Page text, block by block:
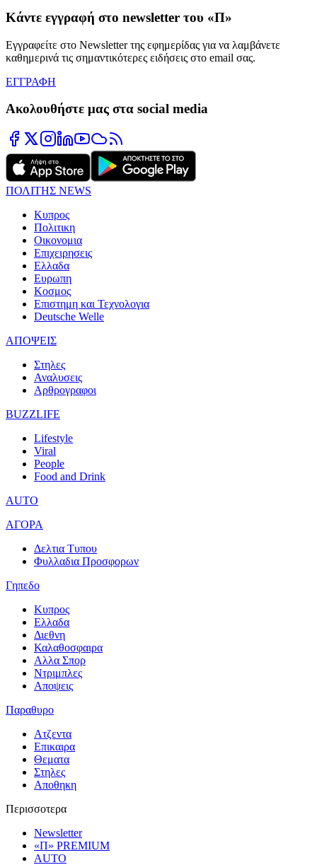
Κάντε εγγραφή στο newsletter του «Π»
Εγγραφείτε στο Newsletter της εφημερίδας για να λαμβάνετε
καθημερινά τις σημαντικότερες ειδήσεις στο email σας.
ΕΓΓΡΑΦΗ
Ακολουθήστε μας στα social media
ΠΟΛΙΤΗΣ NEWS
Κυπρος
Πολιτικη
Οικονομια
Επιχειρησεις
Ελλαδα
Ευρωπη
Κοσμος
Επιστημη και Τεχνολογια
Deutsche Welle
ΑΠΟΨΕΙΣ
Στηλες
Αναλυσεις
Αρθρογραφοι
BUZZLIFE
Lifestyle
Viral
People
Food and Drink
AUTO
ΑΓΟΡΑ
Δελτια Τυπου
Φυλλαδια Προσφορων
Γηπεδο
Κυπρος
Ελλαδα
Διεθνη
Καλαθοσφαιρα
Αλλα Σπορ
Ντριμπλες
Αποψεις
Παραθυρο
Ατζεντα
Επικαιρα
Θεματα
Στηλες
Αποθηκη
Περισσοτερα
Newsletter
«Π» PREMIUM
AUTO